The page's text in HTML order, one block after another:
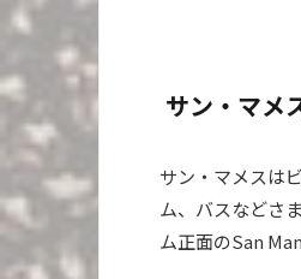
サン・マメ
サン・マメスは
ム、バスなどさ
ム正面のSan